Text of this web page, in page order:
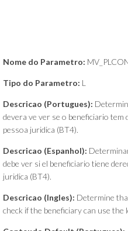
Nome do Parametro:
Tipo do Parametro: L
Descricao (Portugues):
devera ve ver se o beneficiario
pessoa juridica (BT4).
Descricao (Espanhol):
debe ver si el beneficiario tiene
juridica (BT4).
Descricao (Ingles): Determine
check if the beneficiary can use the